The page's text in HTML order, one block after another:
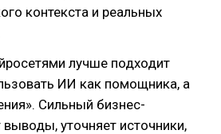
контекста и реальных
лучше подходит
ИИ как помощника, а
Сильный бизнес-
выводы, уточняет источники,